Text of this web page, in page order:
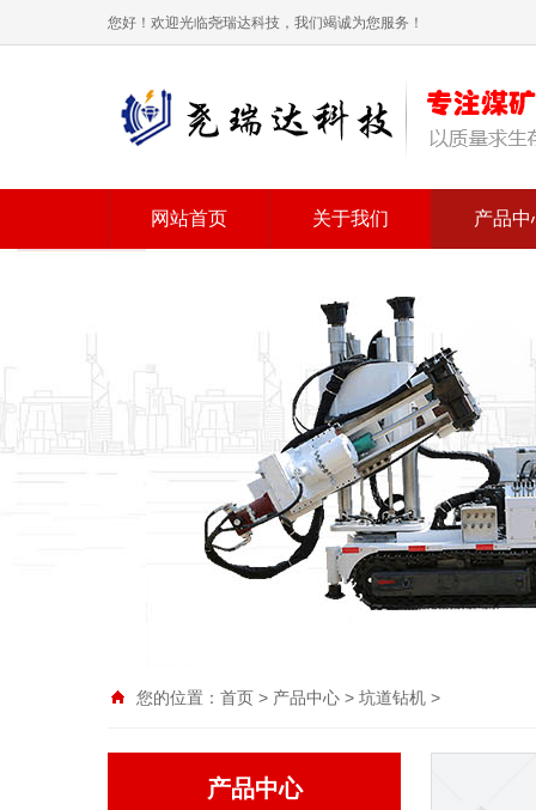
您好！欢迎光临尧瑞达科技，我们竭诚为您服务！
网站首页 关于我们 产品中
您的位置： 首页 > 产品中心 > 坑道钻机 >
产品中心